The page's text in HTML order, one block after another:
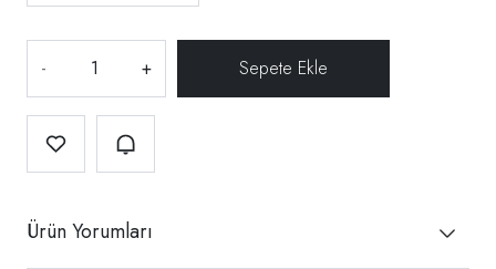
- +
Ürün Yorumları